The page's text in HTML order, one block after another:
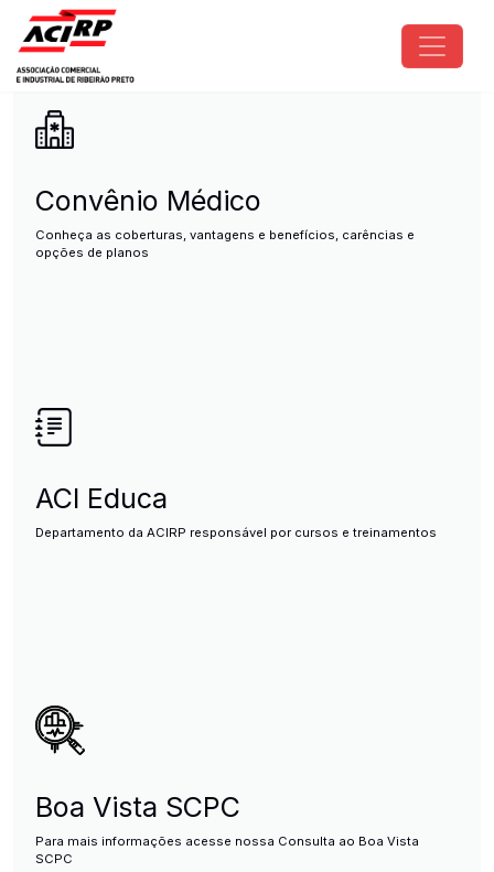
Pular para o conteúdo principal
ACIRP - Associação Comercial
Convênio Médico
Conheça as coberturas, vantagens e benefícios, carências e
opções de planos
ACI Educa
Departamento da ACIRP responsável por cursos e treinamentos
Boa Vista SCPC
Para mais informações acesse nossa Consulta ao Boa Vista
SCPC